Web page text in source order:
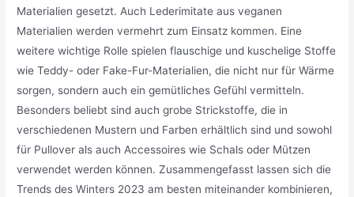
Materialien gesetzt. Auch Lederimitate aus veganen
Materialien werden vermehrt zum Einsatz kommen. Eine
weitere wichtige Rolle spielen flauschige und kuschelige Stoffe
wie Teddy- oder Fake-Fur-Materialien, die nicht nur für Wärme
sorgen, sondern auch ein gemütliches Gefühl vermitteln.
Besonders beliebt sind auch grobe Strickstoffe, die in
verschiedenen Mustern und Farben erhältlich sind und sowohl
für Pullover als auch Accessoires wie Schals oder Mützen
verwendet werden können. Zusammengefasst lassen sich die
Trends des Winters 2023 am besten miteinander kombinieren,